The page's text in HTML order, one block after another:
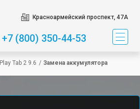
Красноармейский проспект, 47А
+7 (800) 350-44-53
Play Tab 2 9.6 / Замена аккумулятора